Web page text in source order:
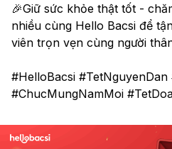
🎉Giữ sức khỏe thật tốt -
nhiều cùng Hello Bacsi để
viên trọn vẹn cùng người
#HelloBacsi
#ChucMungNamMoi